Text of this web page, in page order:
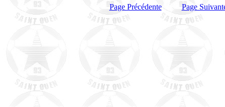
Page Précédente Page